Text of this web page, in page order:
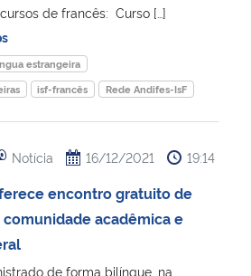
de francês: Curso […]
estrangeira
isf-francês Rede Andifes-IsF
Notícia 16/12/2021 19:14
encontro gratuito de
comunidade acadêmica e
de forma bilíngue, na